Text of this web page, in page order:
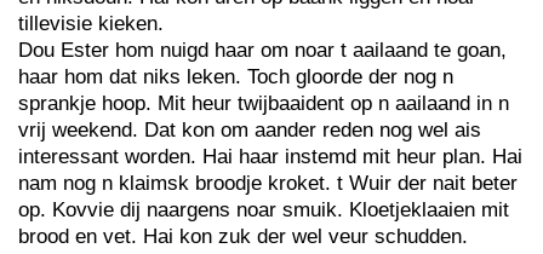
tillevisie kieken.
Dou Ester hom nuigd haar om noar t aailaand te goan,
haar hom dat niks leken. Toch gloorde der nog n
sprankje hoop. Mit heur twijbaaident op n aailaand in n
vrij weekend. Dat kon om aander reden nog wel ais
interessant worden. Hai haar instemd mit heur plan. Hai
nam nog n klaimsk broodje kroket. t Wuir der nait beter
op. Kovvie dij naargens noar smuik. Kloetjeklaaien mit
brood en vet. Hai kon zuk der wel veur schudden.